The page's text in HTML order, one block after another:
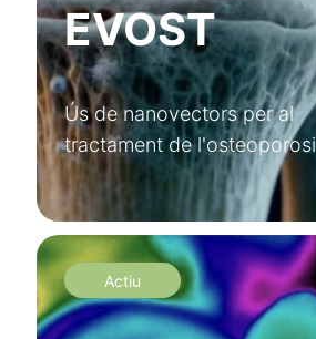
EVOST
Ús de nanovectors per al
tractament de l'osteoporosi
Actiu